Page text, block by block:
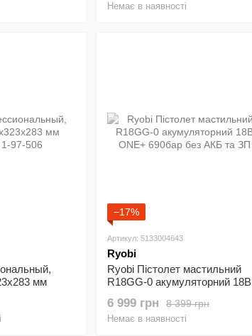
Немає в наявності
мм
−17%
Артикул: 5133004643
Ryobi
Ryobi Пістолет мастильний
R18GG-0 акумуляторний 18В
8 399 грн
6 999 грн
Немає в наявності